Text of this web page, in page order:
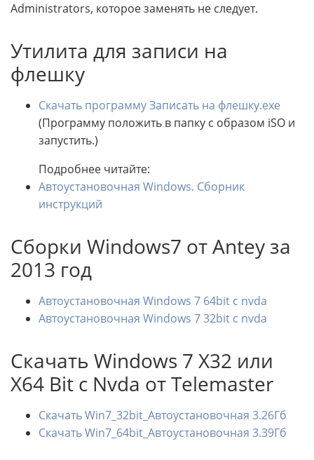
Administrators, которое заменять не следует.
Утилита для записи на
флешку
Скачать программу Записать на флешку.exe
(Программу положить в папку с образом iSO и
запустить.)
Подробнее читайте:
Автоустановочная Windows. Сборник
инструкций
Сборки Windows7 от Antey за
2013 год
Автоустановочная Windows 7 64bit с nvda
Автоустановочная Windows 7 32bit с nvda
Скачать Windows 7 X32 или
X64 Bit с Nvda от Telemaster
Скачать Win7_32bit_Автоустановочная 3.26Гб
Скачать Win7_64bit_Автоустановочная 3.39Гб